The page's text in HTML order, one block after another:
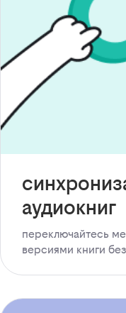
аудиокниг
переключайтесь
версиями книги